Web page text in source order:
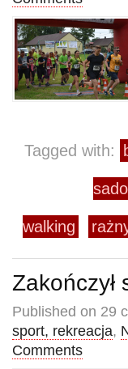
Tagged with:
walking
Zakończył
Published on 29
sport, rekreacja,
Comments